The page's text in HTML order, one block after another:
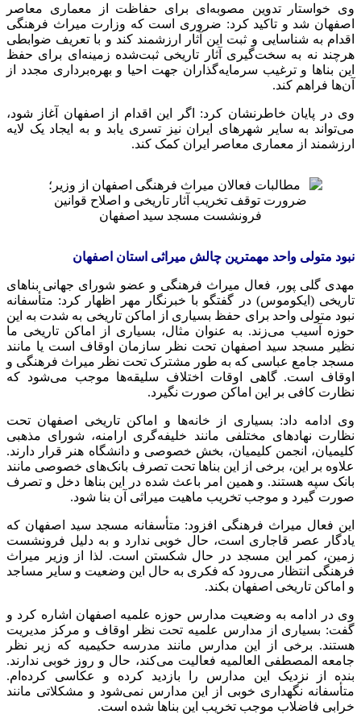
وی خواستار تدوین مصوبه‌ای برای حفاظت از معماری معاصر
اصفهان شد و تاکید کرد: ضروری است که وزارت میراث فرهنگی
اقدام به شناسایی و ثبت این آثار ارزشمند کند و با تعریف ضوابطی
هرچند نه به سخت‌گیری آثار تاریخی ثبت‌شده زمینه‌ای برای حفظ
این بناها و ترغیب سرمایه‌گذاران جهت احیا و بهره‌برداری مجدد از
آن‌ها فراهم کند.
وی در پایان خاطرنشان کرد: اگر این اقدام از اصفهان آغاز شود،
می‌تواند به سایر شهرهای ایران نیز تسری یابد و به ایجاد یک لایه
ارزشمند از معماری معاصر ایران کمک کند.
فرونشست مسجد سید اصفهان
نبود متولی واحد مهمترین چالش میراثی استان اصفهان
مهدی گلی پور، فعال میراث فرهنگی و عضو شورای جهانی بناهای
تاریخی ( ایکوموس) در گفتگو با خبرنگار مهر اظهار کرد: متأسفانه
نبود متولی واحد برای حفظ بسیاری از اماکن تاریخی به شدت به این
حوزه آسیب می‌زند. به عنوان مثال، بسیاری از اماکن تاریخی ما
نظیر مسجد سید اصفهان تحت نظر سازمان اوقاف است یا مانند
مسجد جامع عباسی که به طور مشترک تحت نظر میراث فرهنگی و
اوقاف است. گاهی اوقات اختلاف سلیقه‌ها موجب می‌شود که
نظارت کافی بر این اماکن صورت نگیرد.
وی ادامه داد: بسیاری از خانه‌ها و اماکن تاریخی اصفهان تحت
نظارت نهادهای مختلفی مانند خلیفه‌گری ارامنه، شورای مذهبی
کلیمیان، انجمن کلیمیان، بخش خصوصی و دانشگاه هنر قرار دارند.
علاوه بر این، برخی از این بناها تحت تصرف بانک‌های خصوصی مانند
بانک سپه هستند. و همین امر باعث شده در این بناها دخل و تصرف
صورت گیرد و موجب تخریب ماهیت میراثی آن بنا شود.
این فعال میراث فرهنگی افزود: متأسفانه مسجد سید اصفهان که
یادگار عصر قاجاری است، حال خوبی ندارد و به دلیل فرونشست
زمین، کمر این مسجد در حال شکستن است. لذا از وزیر میراث
فرهنگی انتظار می‌رود که فکری به حال این وضعیت و سایر مساجد
و اماکن تاریخی اصفهان بکند.
وی در ادامه به وضعیت مدارس حوزه علمیه اصفهان اشاره کرد و
گفت: بسیاری از مدارس علمیه تحت نظر اوقاف و مرکز مدیریت
هستند. برخی از این مدارس مانند مدرسه حکیمیه که زیر نظر
جامعه
المصطفی العالمیه فعالیت می‌کند، حال و روز خوبی ندارند.
بنده از نزدیک این مدارس را بازدید کرده و عکاسی کرده‌ام.
متأسفانه نگهداری خوبی از این مدارس نمی‌شود و مشکلاتی مانند
خرابی فاضلاب موجب تخریب این بناها شده است.